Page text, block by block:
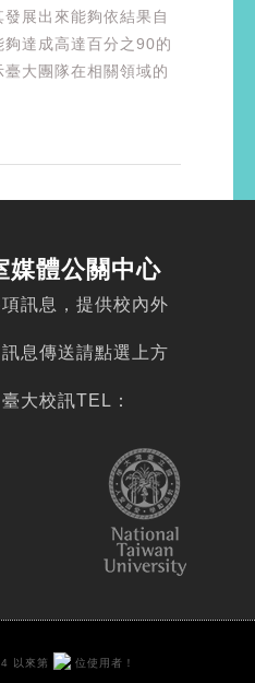
展出來能夠依結果自
達成高達百分之90的
大團隊在相關領域的
媒體公關中心
訊息，提供校內外
息傳送請點選上方
大校訊TEL：
以來第 位使用者！